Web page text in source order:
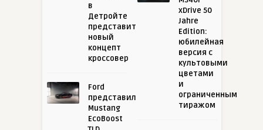
в
Детройте
представит
новый
концепт
кроссовер
Ford
представил
Mustang
EcoBoost
xDrive 50
Jahre
Edition:
юбилейная
версия с
культовыми
цветами
и
ограниченным
тиражом